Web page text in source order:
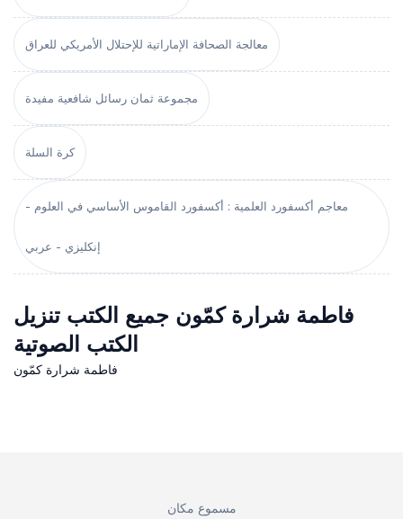
معالجة الصحافة الإماراتية للإحتلال الأمريكي للعراق
مجموعة ثمان رسائل شافعية مفيدة
كرة السلة
معاجم أكسفورد العلمية : أكسفورد القاموس الأساسي في العلوم -
إنكليزي - عربي
فاطمة شرارة كمّون جميع الكتب تنزيل
الكتب الصوتية
فاطمة شرارة كمّون
مسموع مكان